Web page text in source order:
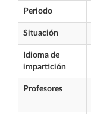
Periodo
Situación
Idioma de
impartición
Profesores